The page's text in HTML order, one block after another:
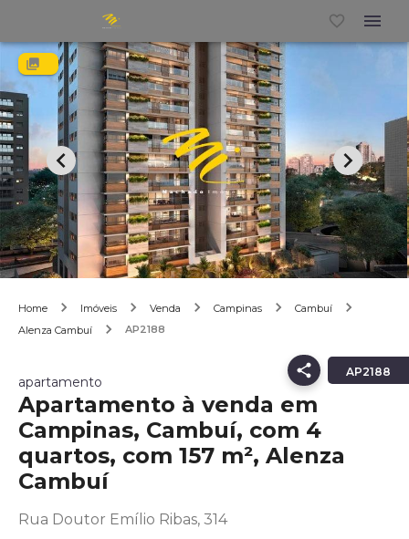
Home Imóveis Venda Campinas
Cambuí
Alenza Cambuí
AP2188
AP2188
apartamento
Apartamento à venda em
Campinas, Cambuí, com 4
quartos, com 157 m², Alenza
Cambuí
Rua Doutor Emílio Ribas, 314